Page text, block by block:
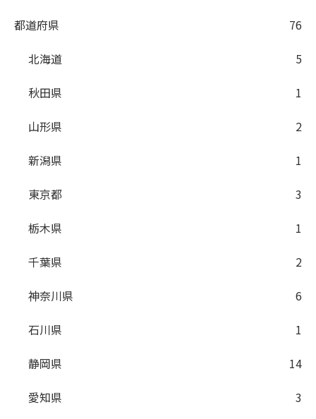
都道府県
76
北海道
5
秋田県
1
山形県
2
新潟県
1
東京都
3
栃木県
1
千葉県
2
神奈川県
6
石川県
1
静岡県
14
愛知県
3